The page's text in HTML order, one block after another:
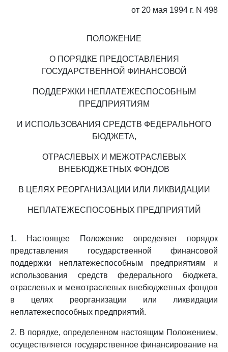
от 20 мая 1994 г. N 498
ПОЛОЖЕНИЕ
О ПОРЯДКЕ ПРЕДОСТАВЛЕНИЯ
ГОСУДАРСТВЕННОЙ ФИНАНСОВОЙ
ПОДДЕРЖКИ НЕПЛАТЕЖЕСПОСОБНЫМ
ПРЕДПРИЯТИЯМ
И ИСПОЛЬЗОВАНИЯ СРЕДСТВ ФЕДЕРАЛЬНОГО
БЮДЖЕТА,
ОТРАСЛЕВЫХ И МЕЖОТРАСЛЕВЫХ
ВНЕБЮДЖЕТНЫХ ФОНДОВ
В ЦЕЛЯХ РЕОРГАНИЗАЦИИ ИЛИ ЛИКВИДАЦИИ
НЕПЛАТЕЖЕСПОСОБНЫХ ПРЕДПРИЯТИЙ
1. Настоящее Положение определяет порядок
представления государственной финансовой
поддержки неплатежеспособным предприятиям и
использования средств федерального бюджета,
отраслевых и межотраслевых внебюджетных фондов
в целях реорганизации или ликвидации
неплатежеспособных предприятий.
2. В порядке, определенном настоящим Положением,
осуществляется государственное финансирование на